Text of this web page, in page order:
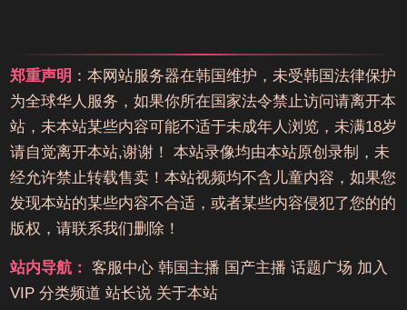
郑重声明 ：本网站服务器在韩国维护，未受韩国法律保护
为全球华人服务，如果你所在国家法令禁止访问请离开本
站，未本站某些内容可能不适于未成年人浏览，未满18岁
请自觉离开本站,谢谢！ 本站录像均由本站原创录制，未
经允许禁止转载售卖！本站视频均不含儿童内容，如果您
发现本站的某些内容不合适，或者某些内容侵犯了您的的
版权，请联系我们删除！
站内导航： 客服中心 韩国主播 国产主播 话题广场 加入
VIP 分类频道 站长说 关于本站